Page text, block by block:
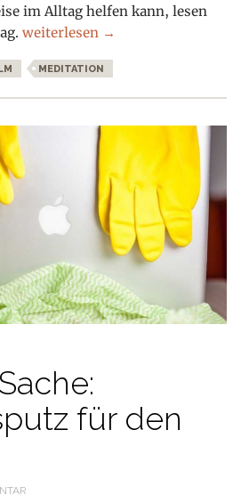
im Alltag helfen kann, lesen
Calm: Meditations-App mit
weiterlesen →
MEDITATION
für den